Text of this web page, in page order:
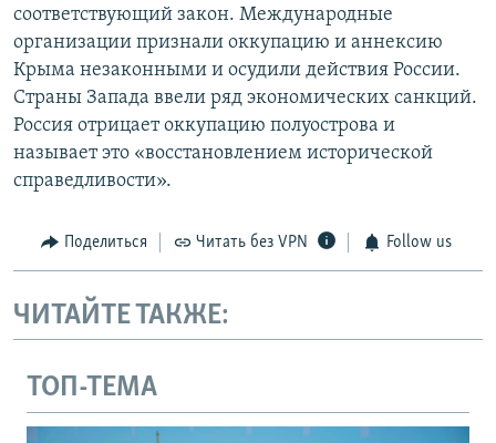
соответствующий закон. Международные
организации признали оккупацию и аннексию
Крыма незаконными и осудили действия России.
Страны Запада ввели ряд экономических санкций.
Россия отрицает оккупацию полуострова и
называет это «восстановлением исторической
справедливости».
Поделиться Читать без VPN Follow us
ЧИТАЙТЕ ТАКЖЕ:
ТОП-ТЕМА